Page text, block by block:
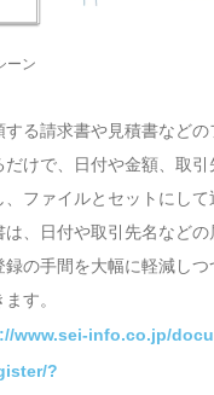
ーン
する請求書や見積書など
だけで、日付や金額、取
ファイルとセットにして
、日付や取引先名など
の手間を大幅に軽減し
す。
www.sei-info.co.jp/
?